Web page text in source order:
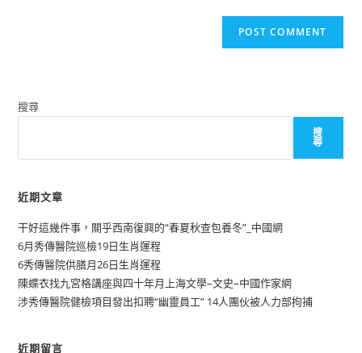
搜尋
搜
尋
近期文章
干好這幾件事，關乎西南復興的“春夏秋查包養冬”_中國網
6月秀傳醫院巡檢19日生肖運程
6秀傳醫院供膳月26日生肖運程
陳蝶衣找九宮格講座與四十年月上海文學–文史–中國作家網
涉秀傳醫院健檢項目發出扣聘“幽靈員工” 14人團伙被人力部拘捕
近期留言